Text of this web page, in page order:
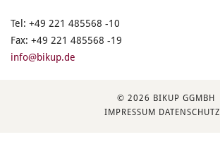
Tel: +49 221 485568 -10
Fax: +49 221 485568 -19
info@bikup.de
© 2026 BIKUP GGMBH
IMPRESSUM DATENSCHUTZ